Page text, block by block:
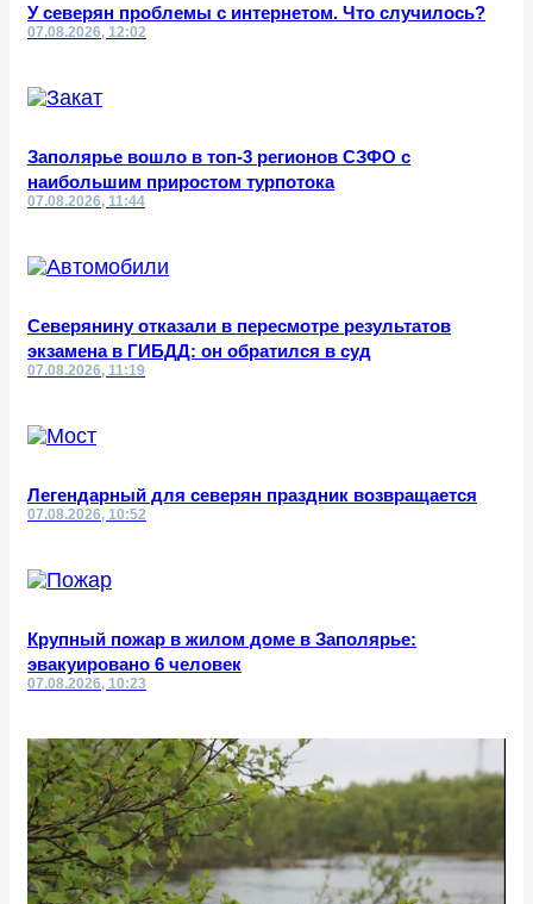
У северян проблемы с интернетом. Что случилось?
07.08.2026, 12:02
Заполярье вошло в топ-3 регионов СЗФО с
наибольшим приростом турпотока
07.08.2026, 11:44
Северянину отказали в пересмотре результатов
экзамена в ГИБДД: он обратился в суд
07.08.2026, 11:19
Легендарный для северян праздник возвращается
07.08.2026, 10:52
Крупный пожар в жилом доме в Заполярье:
эвакуировано 6 человек
07.08.2026, 10:23